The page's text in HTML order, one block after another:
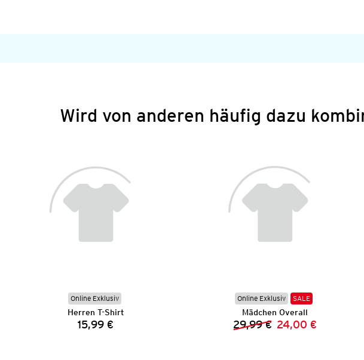
Wird von anderen häufig dazu
Online Exklusiv
Herren T-Shirt
Preis:
15,99 €
Online Exklusiv SALE
Mädchen Overall
Vorheriger Preis:
29,99 € Neuer Preis:
24,00 €